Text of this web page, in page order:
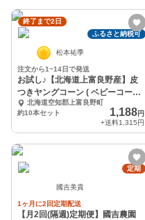
終了まで2日
ふるさと納税可
松本祐季
注文から1~14日で発送
お試し♪【北海道上富良野産】皮
つきヤングコーン ( ベビーコーン
)
北海道空知郡上富良野町
約10本セット
1,188円
+送料1,315円
定期
國吉美貴
1ヶ月に2回定期配送
【月2回(隔週)定期便】國吉農園